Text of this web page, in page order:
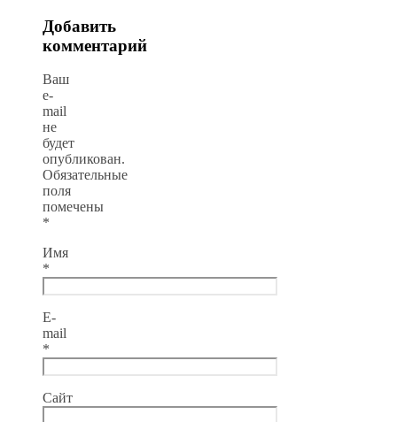
Добавить
комментарий
Ваш
e-
mail
не
будет
опубликован.
Обязательные
поля
помечены
*
Имя
*
E-
mail
*
Сайт